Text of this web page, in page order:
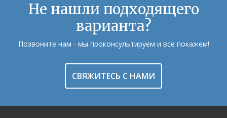
Не нашли подходящего
варианта?
Позвоните нам - мы проконсультируем и все покажем!
СВЯЖИТЕСЬ С НАМИ